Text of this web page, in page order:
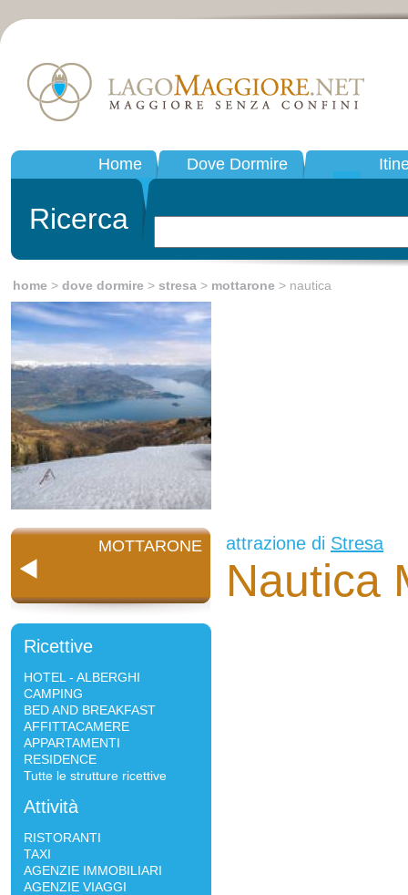
Home Dove Dormire
Ricerca
home > dove dormire > stresa > mottarone > nautica
MOTTARONE
Ricettive
HOTEL - ALBERGHI
CAMPING
BED AND BREAKFAST
AFFITTACAMERE
APPARTAMENTI
RESIDENCE
Tutte le strutture ricettive
Attività
RISTORANTI
TAXI
AGENZIE IMMOBILIARI
AGENZIE VIAGGI
attrazione di Stresa
Nautica